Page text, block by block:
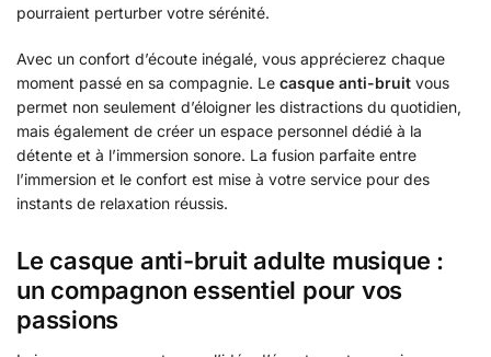
pourraient perturber votre sérénité.
Avec un confort d’écoute inégalé, vous apprécierez chaque
moment passé en sa compagnie. Le casque anti-bruit vous
permet non seulement d’éloigner les distractions du quotidien,
mais également de créer un espace personnel dédié à la
détente et à l’immersion sonore. La fusion parfaite entre
l’immersion et le confort est mise à votre service pour des
instants de relaxation réussis.
Le casque anti-bruit adulte musique :
un compagnon essentiel pour vos
passions